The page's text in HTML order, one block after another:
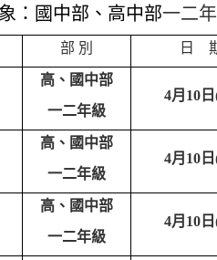
：國中部、高中部一二
部 別 日
高、國中部
一二年級
4月10
高、國中部
一二年級
4月10
高、國中部
一二年級
4月10